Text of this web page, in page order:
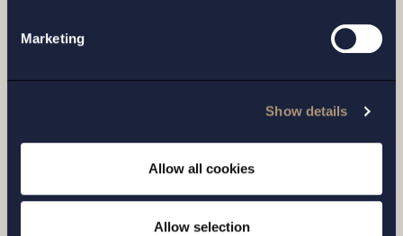
Marketing
Show details
Allow all cookies
Allow selection
Relaterade nyheter